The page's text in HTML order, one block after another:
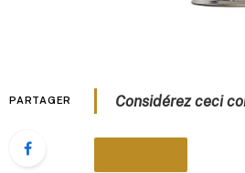
PARTAGER Considérez ceci